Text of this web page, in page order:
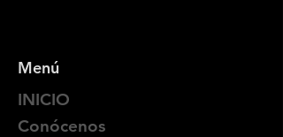
Menú
INICIO
Conócenos